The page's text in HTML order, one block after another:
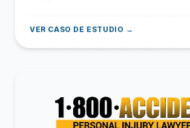
VER CASO DE ESTUDIO →